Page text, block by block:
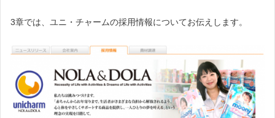
3章では、ユニ・チャームの採用情報についてお伝えします。